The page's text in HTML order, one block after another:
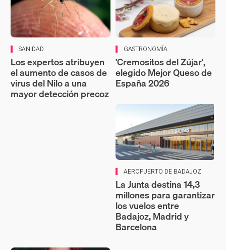
SANIDAD
Los expertos atribuyen
el aumento de casos de
virus del Nilo a una
mayor detección precoz
GASTRONOMÍA
'Cremositos del Zújar',
elegido Mejor Queso de
España 2026
AEROPUERTO DE BADAJOZ
La Junta destina 14,3
millones para garantizar
los vuelos entre
Badajoz, Madrid y
Barcelona